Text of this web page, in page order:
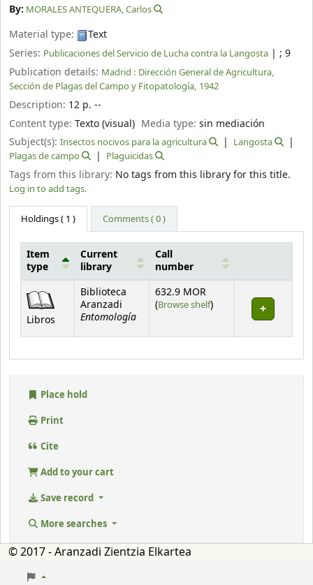
By: MORALES ANTEQUERA, Carlos
Material type:
Text
Series: Publicaciones del Servicio de Lucha contra la Langosta | ; 9
Publication details: Madrid : Dirección General de Agricultura,
Sección de Plagas del Campo y Fitopatología, 1942
Description: 12 p. --
Content type: Texto (visual) Media type:sin mediación
Subject(s): Insectos nocivos para la agricultura
Langosta
Plagas de campo
Plaguicidas
Tags from this library: No tags from this library for this title.
Log in to add tags.
Holdings( 1 ) Comments ( 0 )
Holdings
Item
type
Current
library
Call
number
Libros
Biblioteca
Aranzadi
Entomología
632.9 MOR
(Browse shelf(Opens below)
)
Place hold
Print
Cite
Add to your cart
Save record
More searches
© 2017 - Aranzadi Zientzia Elkartea